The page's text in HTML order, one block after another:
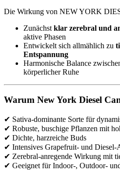
Die Wirkung von NEW YORK
Zunächst klar zerebral und
aktive Phasen
Entwickelt sich allmählich zu
Entspannung
Harmonische Balance
körperlicher Ruhe
Warum New York Diesel
✔ Sativa-dominante Sorte für
✔ Robuste, buschige Pflanzen mit
✔ Dichte, harzreiche Buds
✔ Intensives Grapefruit- und Diesel-
✔ Zerebral-anregende Wirkung mit
✔ Geeignet für Indoor-, Outdoor-